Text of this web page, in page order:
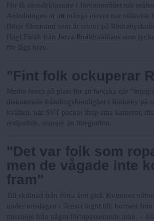
För få niondeklassare i Järvaområdet når
Anledningen är att många elever har utländsk
Börje Ehrstrand som är rektor på
Hagi Farah från Järva föräldraallians som
för låga krav.
"Fint folk ockuperar
Media fanns på plats för att bevaka när
diskuterade främlingsfientlighet i Rinkeby på
kvällen, när SVT packat ihop sina kameror,
realpolitik, snarare än integration.
"Det var folk som
men de vågade inte
fram"
Till skillnad från förra året gick Kvinnors
under onsdagen i Tensta lugnt till, bortsett från
missnöje från några förbipasserande män.
–